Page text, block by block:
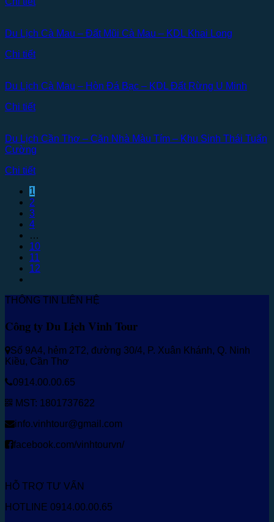
Du Lịch Cà Mau – Đất Mũi Cà Mau – KDL Khai Long
Chi tiết
Du Lịch Cà Mau – Hòn Đá Bạc – KDL Đất Rừng U Minh
Chi tiết
Du Lịch Cần Thơ – Căn Nhà Màu Tím – Khu Sinh Thái Tuấn
Cường
Chi tiết
1
2
3
4
…
10
11
12
THÔNG TIN LIÊN HỆ
Công ty Du Lịch Vinh Tour
Số 9A4, hẻm 2T2, đường 30/4, P. Xuân Khánh, Q. Ninh
Kiều, Cần Thơ
0914.00.00.65
MST: 1801737622
info.vinhtour@gmail.com
facebook.com/vinhtourvn/
HỖ TRỢ TƯ VẤN
HOTLINE 0914.00.00.65